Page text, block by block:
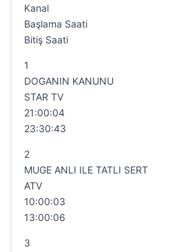
Kanal
Başlama Saati
Bitiş Saati
1
DOGANIN KANUNU
STAR TV
21:00:04
23:30:43
2
MUGE ANLI ILE TATLI SERT
ATV
10:00:03
13:00:06
3